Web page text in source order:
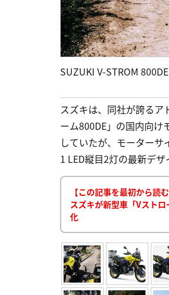
SUZUKI V-STROM
スズキは、同社が誇るア
ーム800DE」の国内向け
していたが、モーター
1 LED縦目2灯の最新デ
【この記事を最初から読む
スズキが新型車「Vスト
化